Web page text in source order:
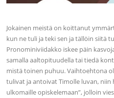
Jokainen meistä on koittanut
kun ne tuli ja teki sen ja tällöin siitä
Pronominiviidakko iskee päin
samalla aaltopituudella tai tiedä
mistä toinen puhuu. Vaihtoehtona
tulivat ja antoivat Timolle luvan, niin
ulkomaille opiskelemaan”, jolloin